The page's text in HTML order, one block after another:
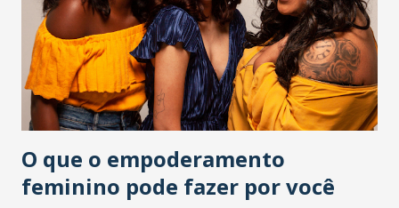
Torres (Moisés), Matheus Vargas (Romarinho), Silvio
Romero (Ronald) e Ceballos (Titi). Cartão amarelo: Hércules
e Juninho Capixaba. Gol : Yago Pikachu, aos 13 minutos do
segundo tempo
O que o empoderamento
feminino pode fazer por você